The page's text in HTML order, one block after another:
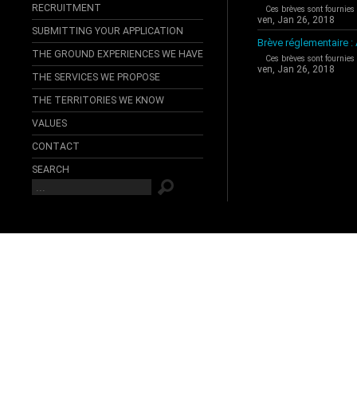
RECRUITMENT
SUBMITTING YOUR APPLICATION
THE GROUND EXPERIENCES WE HAVE
THE SERVICES WE PROPOSE
THE TERRITORIES WE KNOW
VALUES
CONTACT
SEARCH
Ces brèves sont
ven, Jan 26, 2018
Brève réglementaire :
Ces brèves sont
ven, Jan 26, 2018